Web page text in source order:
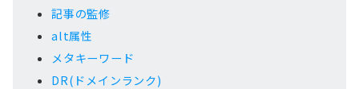
記事の監修
alt属性
メタキーワード
DR(ドメインランク)